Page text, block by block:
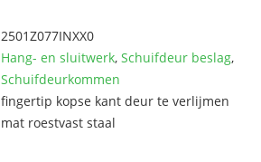
2501Z077INXX0
Hang- en sluitwerk, Schuifdeur beslag,
Schuifdeurkommen
fingertip kopse kant deur te verlijmen
mat roestvast staal